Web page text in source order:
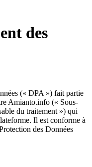
des
(« DPA ») fait partie
Amianto.info (« Sous-
du traitement ») qui
Il est conforme à
des Données